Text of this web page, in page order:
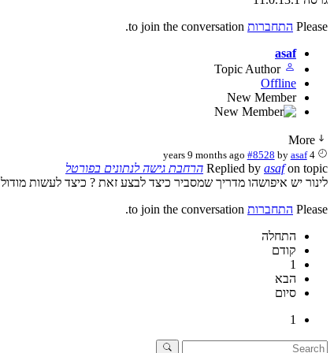
Please התחברות
asaf
Topic Author
Offline
New Member
More
4 years 9 months ago
#8528 by asaf
Replied by asafon topic
הרחבת גישה לנתונים בפורטל
לינור יש איפושהו מדריך שמסביר כיצד לבצע זאת ? כיצד לעשות מודול
Please התחברות
התחלה
קודם
1
הבא
סיום
1